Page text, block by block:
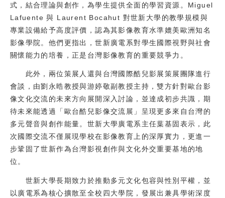
式，結合理論與創作，為學生提供全面的學習資源。Miguel
Lafuente 與 Laurent Bocahut 對世新大學的教學規模與
專業設備給予高度評價，認為其影像教育水準媲美歐洲知名
影像學院。他們更指出，世新廣電系對學生國際視野與社會
關懷能力的培養，正是台灣影像教育的重要競爭力。
此外，兩位策展人還與台灣國際酷兒影展策展團隊進行
會談，由劉永晧教授與游婷敬副教授主持，雙方針對歐台影
像文化交流的未來方向展開深入討論，並達成初步共識，期
待未來能透過「歐台酷兒影像交流展」呈現更多來自台灣的
多元聲音與創作能量。世新大學廣電系主任葉基固表示，此
次國際交流不僅展現學校在影像教育上的深厚實力，更進一
步鞏固了世新作為台灣影視創作與文化外交重要基地的地
位。
世新大學長期致力於推動多元文化包容與性別平權，並
以廣電系為核心擴散至全校四大學院，發展出兼具學術深度